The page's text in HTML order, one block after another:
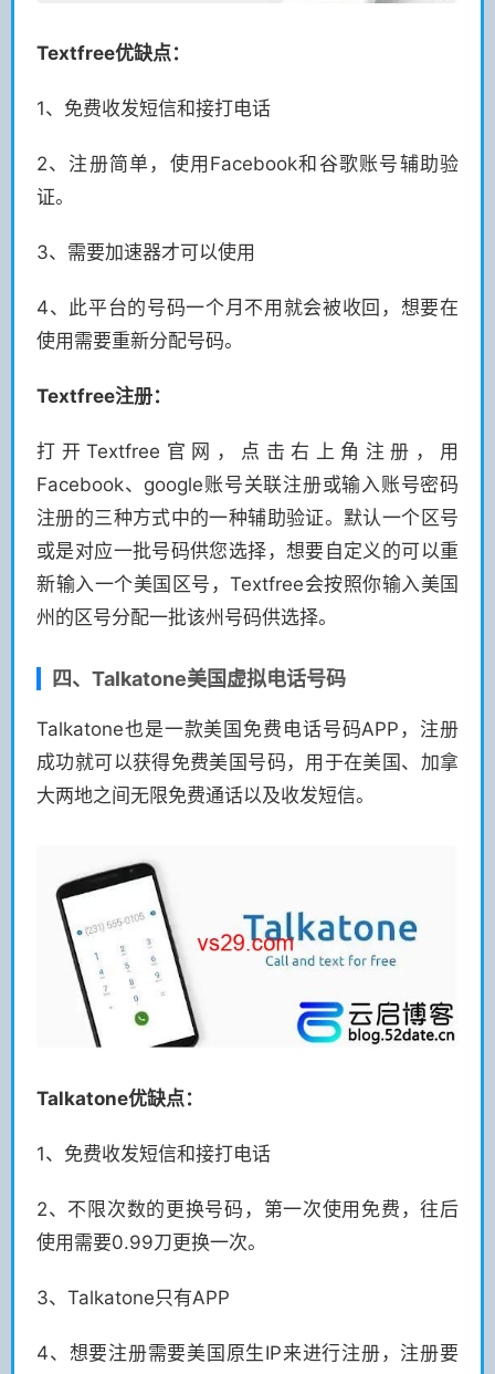
Textfree优缺点：
1、免费收发短信和接打电话
2、注册简单，使用Facebook和谷歌账号辅助验
证。
3、需要加速器才可以使用
4、此平台的号码一个月不用就会被收回，想要在
使用需要重新分配号码。
Textfree注册：
打开Textfree官网，点击右上角注册，用
Facebook、google账号关联注册或输入账号密码
注册的三种方式中的一种辅助验证。默认一个区号
或是对应一批号码供您选择，想要自定义的可以重
新输入一个美国区号，Textfree会按照你输入美国
州的区号分配一批该州号码供选择。
四、Talkatone美国虚拟电话号码
Talkatone也是一款美国免费电话号码APP，注册
成功就可以获得免费美国号码，用于在美国、加拿
大两地之间无限免费通话以及收发短信。
Talkatone优缺点：
1、免费收发短信和接打电话
2、不限次数的更换号码，第一次使用免费，往后
使用需要0.99刀更换一次。
3、Talkatone只有APP
4、想要注册需要美国原生IP来进行注册，注册要